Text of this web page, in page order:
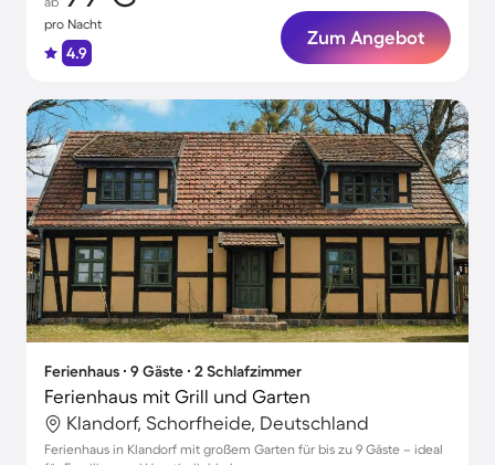
pro Nacht
4.9
Zum Angebot
Ferienhaus ∙ 9 Gäste ∙ 2 Schlafzimmer
Ferienhaus mit Grill und Garten
Klandorf, Schorfheide, Deutschland
Ferienhaus in Klandorf mit großem Garten für bis zu 9 Gäste – ideal